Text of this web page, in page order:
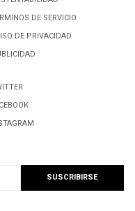
DE SERVICIO
DE PRIVACIDAD